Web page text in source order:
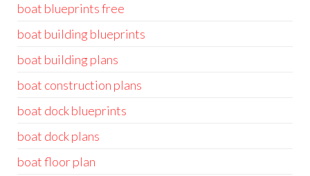
boat blueprints free
boat building blueprints
boat building plans
boat construction plans
boat dock blueprints
boat dock plans
boat floor plan